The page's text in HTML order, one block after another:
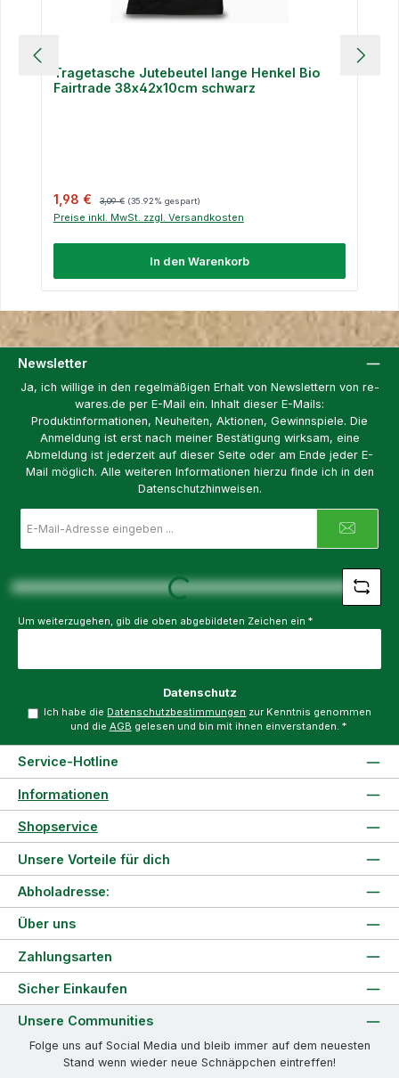
Tragetasche Jutebeutel lange Henkel Bio
Fairtrade 38x42x10cm schwarz
Verkaufspreis:
1,98 € 3,09 € (35.92% gespart)
Preise inkl. MwSt. zzgl. Versandkosten
In den Warenkorb
Newsletter
Ja, ich willige in den regelmäßigen Erhalt von Newslettern von re-
wares.de per E-Mail ein. Inhalt dieser E-Mails:
Produktinformationen, Neuheiten, Aktionen, Gewinnspiele. Die
Anmeldung ist erst nach meiner Bestätigung wirksam, eine
Abmeldung ist jederzeit auf dieser Seite oder am Ende jeder E-
Mail möglich. Alle weiteren Informationen hierzu finde ich in den
Datenschutzhinweisen.
Mail-
Adresse
Loading...
Um weiterzugehen, gib die oben abgebildeten Zeichen ein *
Datenschutz
Ich habe die Datenschutzbestimmungen zur Kenntnis genommen
und die AGB gelesen und bin mit ihnen einverstanden. *
Service-Hotline
Informationen
Shopservice
Unsere Vorteile für dich
Über uns
Zahlungsarten
Abholadresse:
Sicher Einkaufen
Unsere Communities
Folge uns auf Social Media und bleib immer auf dem neuesten
Stand wenn wieder neue Schnäppchen eintreffen!